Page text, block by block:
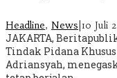
Headline, News 10 Juli
JAKARTA,
Tindak Pidana
Adriansyah,